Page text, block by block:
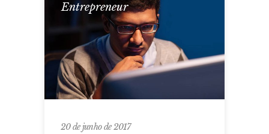
Entrepreneur
20 de junho de 2017